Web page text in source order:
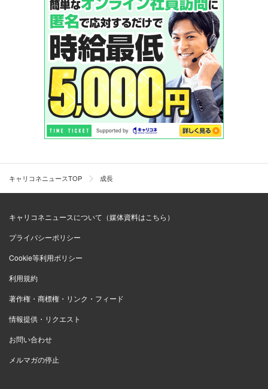
キャリコネニュースTOP 成長
キャリコネニュースについて（媒体資料はこちら）
プライバシーポリシー
Cookie等利用ポリシー
利用規約
著作権・商標権・リンク・フィード
情報提供・リクエスト
お問い合わせ
メルマガの停止